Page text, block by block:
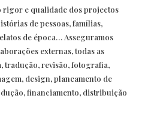
rigor e qualidade dos projectos
de pessoas, famílias,
de época… Asseguramos
externas, todas as
tradução, revisão, fotografia,
design, planeamento de
financiamento, distribuição